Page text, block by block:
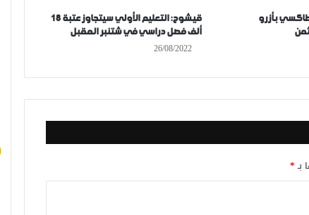
بأزرو
قيشوح: التعليم الأولي سيتجاوز عتبة 18
ألف فصل دراسي في شتنبر المقبل
26/08/2022
بـ*